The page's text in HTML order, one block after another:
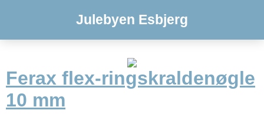
Julebyen Esbjerg
Ferax flex-ringskraldenøgle
10 mm